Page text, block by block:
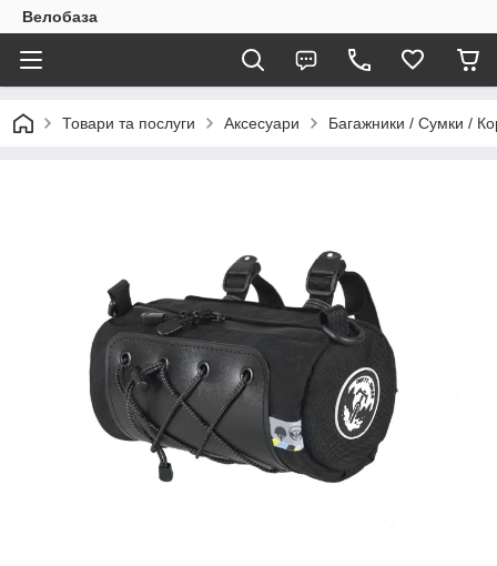
Велобаза
Товари та послуги Аксесуари Багажники / Сумки /